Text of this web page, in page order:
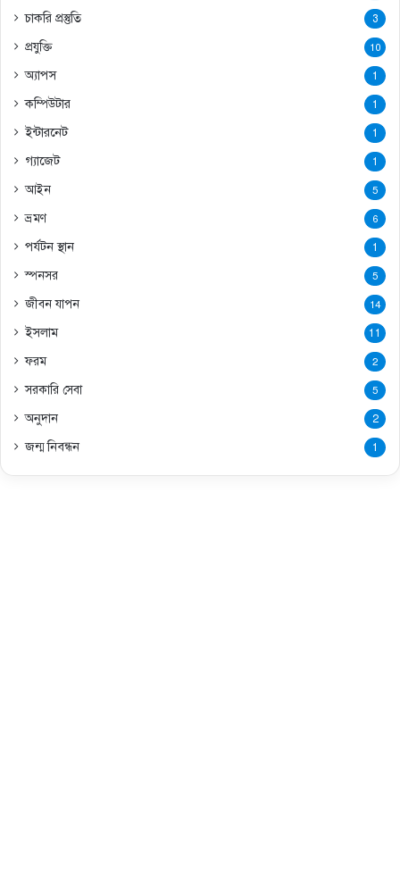
চাকরি প্রস্তুতি 3
প্রযুক্তি 10
অ্যাপস 1
কম্পিউটার 1
ইন্টারনেট 1
গ্যাজেট 1
আইন 5
ভ্রমণ 6
পর্যটন স্থান 1
স্পনসর 5
জীবন যাপন 14
ইসলাম 11
ফরম 2
সরকারি সেবা 5
অনুদান 2
জন্ম নিবন্ধন 1